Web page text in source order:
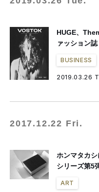
HUGE、
ァッション
BUSINESS
2019.03.26
2017.12.22 Fri.
ホンマタカ
シリーズ第5
ART